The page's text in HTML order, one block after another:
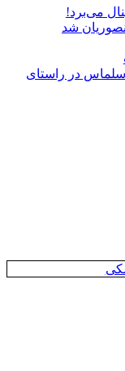
می‌برد!
شد
سلماس در راستای